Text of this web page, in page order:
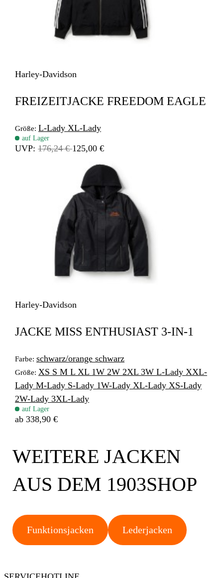
Harley-Davidson
FREIZEITJACKE FREEDOM EAGLE
Größe:L-Lady XL-Lady
auf Lager
UVP:176,24 € 125,00 €
Harley-Davidson
JACKE MISS ENTHUSIAST 3-IN-1
Farbe:schwarz/orangeschwarz
Größe: XS SML XL 1W 2W 2XL3WL-Lady XXL-
LadyM-Lady S-Lady 1W-Lady XL-Lady XS-Lady
2W-Lady3XL-Lady
auf Lager
ab 338,90 €
WEITERE JACKEN
AUS DEM 1903SHOP
Funktionsjacken Lederjacken